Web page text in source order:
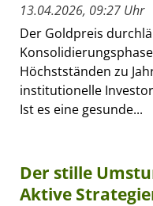
13.04.2026, 09:27 Uhr
Der Goldpreis
Höchstständen zu
institutionelle
Ist es eine gesunde...
Der stille
Aktive